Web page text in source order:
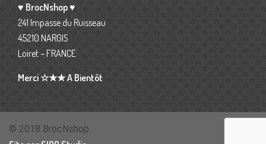
♥ BrocNshop ♥
241 Impasse du Ruisseau
45210 NARGIS
Loiret – FRANCE
Merci ☆★★ A Bientôt
© 2018 BrocNshop